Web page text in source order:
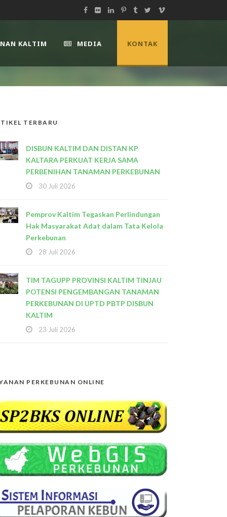
KALTIM MEDIA KONTAK
TERBARU
DISBUN KALTIM DAN DISTAN KP
KALTARA PERKUAT KERJA SAMA
PERBENIHAN TANAMAN PERKEBUNAN
30 Juli 2026
Pemprov Kaltim Tegaskan Perlindungan
Hak Masyarakat Adat dalam Tata Kelola
Perkebunan
28 Juli 2026
TIM TAGUPP PROVINSI KALTIM TINJAU
POTENSI PENGEMBANGAN TANAMAN
PERKEBUNAN DI UPTD PBTP DISBUN
KALTIM
23 Juli 2026
PERKEBUNAN ONLINE